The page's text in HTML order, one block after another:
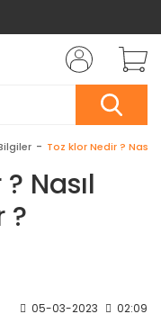
Toz klor Nedir ? Nasıl
Nasıl
?
05-03-2023 02:09